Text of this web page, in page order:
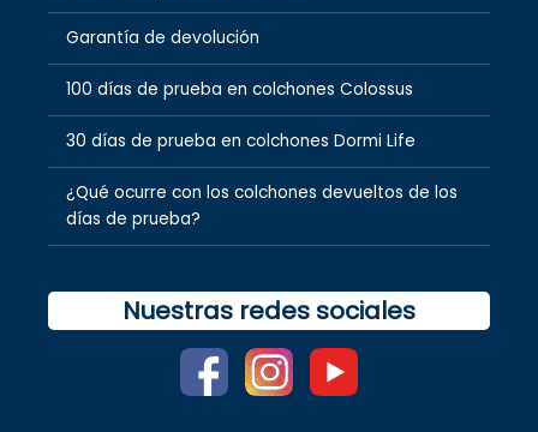
Garantía de devolución
100 días de prueba en colchones Colossus
30 días de prueba en colchones Dormi Life
¿Qué ocurre con los colchones devueltos de los
días de prueba?
Nuestras redes sociales